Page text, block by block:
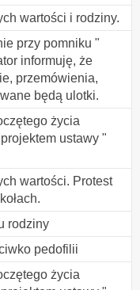
wartości i rodziny.
przy pomniku "
informuję, że
przemówienia,
będą ulotki.
życia
ustawy "
wartości. Protest
rodziny
pedofilii
życia